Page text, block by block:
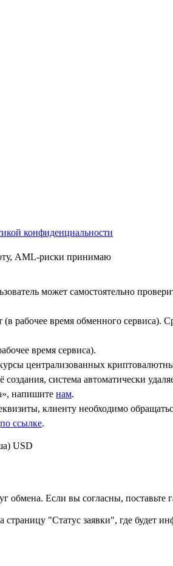
конфиденциальности
AML-риски принимаю
может самостоятельно
рабочее время обменного сервиса).
время сервиса).
централизованных
система автоматически
напишите нам.
клиенту необходимо
по ссылке.
USD
обмена. Если вы согласны,
"Статус заявки", где будет